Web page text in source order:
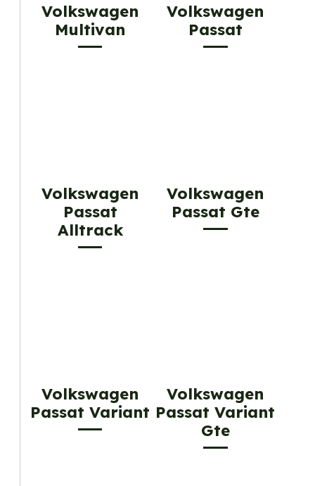
Volkswagen
Multivan
Volkswagen
Passat
Volkswagen
Passat
Alltrack
Volkswagen
Passat Gte
Volkswagen
Passat Variant
Volkswagen
Passat Variant
Gte